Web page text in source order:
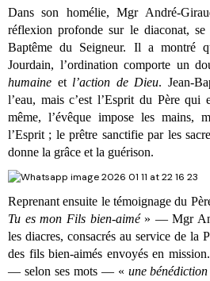
Dans son homélie, Mgr André-
réflexion profonde sur le diaconat,
Baptême du Seigneur. Il a montré
Jourdain, l’ordination comporte un
humaine et l’action de Dieu. Jean-
l’eau, mais c’est l’Esprit du Père qui
même, l’évêque impose les mains,
l’Esprit ; le prêtre sanctifie par les
donne la grâce et la guérison.
Reprenant ensuite le témoignage du
Tu es mon Fils bien-aimé» — Mgr
les diacres, consacrés au service de la
des fils bien-aimés envoyés en
— selon ses mots — « une